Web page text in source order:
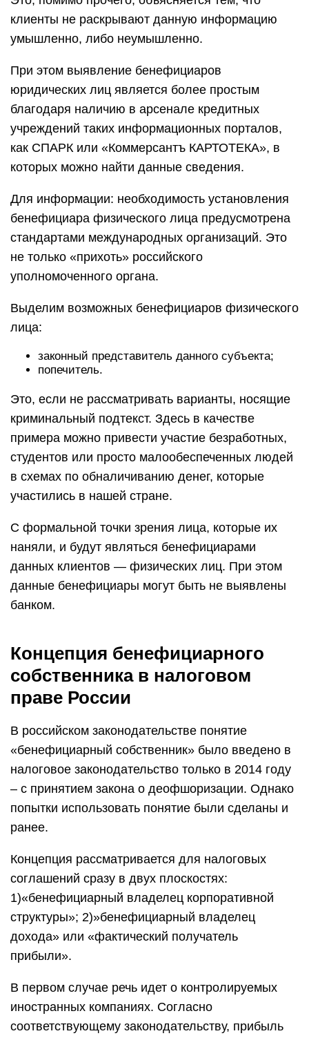
клиенты не раскрывают данную информацию
умышленно, либо неумышленно.
При этом выявление бенефициаров
юридических лиц является более простым
благодаря наличию в арсенале кредитных
учреждений таких информационных порталов,
как СПАРК или «Коммерсантъ КАРТОТЕКА», в
которых можно найти данные сведения.
Для информации: необходимость установления
бенефициара физического лица предусмотрена
стандартами международных организаций. Это
не только «прихоть» российского
уполномоченного органа.
Выделим возможных бенефициаров физического
лица:
законный представитель данного субъекта;
попечитель.
Это, если не рассматривать варианты, носящие
криминальный подтекст. Здесь в качестве
примера можно привести участие безработных,
студентов или просто малообеспеченных людей
в схемах по обналичиванию денег, которые
участились в нашей стране.
С формальной точки зрения лица, которые их
наняли, и будут являться бенефициарами
данных клиентов — физических лиц. При этом
данные бенефициары могут быть не выявлены
банком.
Концепция бенефициарного
собственника в налоговом
праве России
В российском законодательстве понятие
«бенефициарный собственник» было введено в
налоговое законодательство только в 2014 году
– с принятием закона о деофшоризации. Однако
попытки использовать понятие были сделаны и
ранее.
Концепция рассматривается для налоговых
соглашений сразу в двух плоскостях:
1)«бенефициарный владелец корпоративной
структуры»; 2)»бенефициарный владелец
дохода» или «фактический получатель
прибыли».
В первом случае речь идет о контролируемых
иностранных компаниях. Согласно
соответствующему законодательству, прибыль